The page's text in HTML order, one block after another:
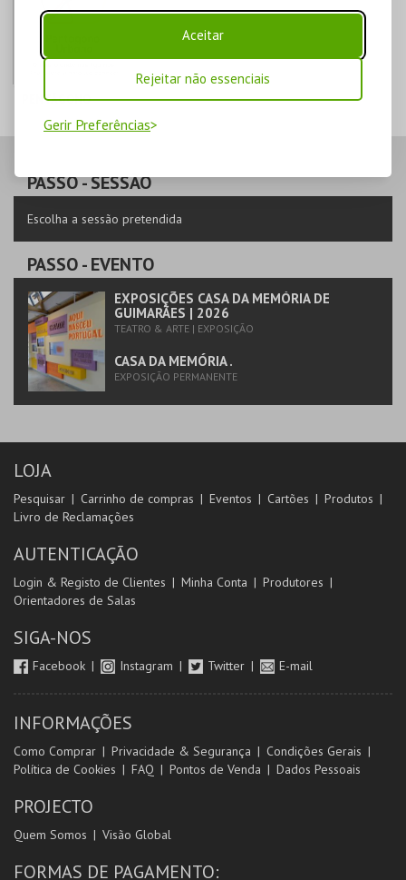
Aceitar
Rejeitar não essenciais
Gerir Preferências
PENTÁGONO
AQUISIÇÃO
MAIS INFO
COMPRAR
PASSO- SESSÃO
Escolha a sessão pretendida
PASSO- EVENTO
EXPOSIÇÕES CASA DA MEMÓRIA DE
GUIMARÃES | 2026
TEATRO & ARTE | EXPOSIÇÃO
CASA DA MEMÓRIA .
EXPOSIÇÃO PERMANENTE
LOJA
Pesquisar Carrinho de compras Eventos Cartões
Produtos
Livro de Reclamações
AUTENTICAÇÃO
Login & Registo de Clientes Minha Conta
Produtores
Orientadores de Salas
SIGA-NOS
Facebook Instagram Twitter E-mail
INFORMAÇÕES
Como Comprar Privacidade & Segurança
Condições Gerais
Política de Cookies
FAQ Pontos de Venda Dados Pessoais
PROJECTO
Quem Somos Visão Global
FORMAS DE PAGAMENTO: